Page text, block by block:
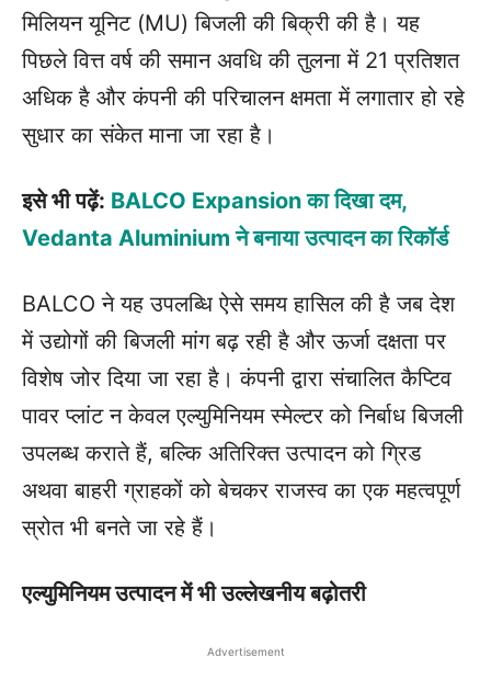
मिलियन यूनिट (MU) बिजली की बिक्री की है। यह
पिछले वित्त वर्ष की समान अवधि की तुलना में 21 प्रतिशत
अधिक है और कंपनी की परिचालन क्षमता में लगातार हो रहे
सुधार का संकेत माना जा रहा है।
इसे भी पढ़ें: BALCO Expansion का दिखा दम,
Vedanta Aluminium ने बनाया उत्पादन का रिकॉर्ड
BALCO ने यह उपलब्धि ऐसे समय हासिल की है जब देश
में उद्योगों की बिजली मांग बढ़ रही है और ऊर्जा दक्षता पर
विशेष जोर दिया जा रहा है। कंपनी द्वारा संचालित कैप्टिव
पावर प्लांट न केवल एल्युमिनियम स्मेल्टर को निर्बाध बिजली
उपलब्ध कराते हैं, बल्कि अतिरिक्त उत्पादन को ग्रिड
अथवा बाहरी ग्राहकों को बेचकर राजस्व का एक महत्वपूर्ण
स्रोत भी बनते जा रहे हैं।
एल्युमिनियम उत्पादन में भी उल्लेखनीय बढ़ोतरी
Advertisement